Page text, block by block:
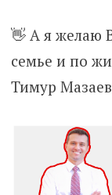
👋 А я желаю
семье и по
Тимур